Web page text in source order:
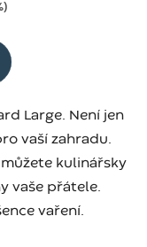
Large. Není jen
vaší zahradu.
kulinářsky
vaše přátele.
vaření.